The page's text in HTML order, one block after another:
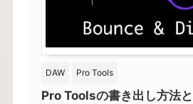
DAW Pro Tools
Pro Toolsの書き出し方法